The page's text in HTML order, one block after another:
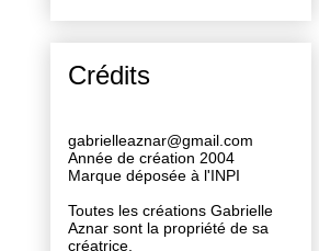
Crédits
gabrielleaznar@gmail.com
Année de création 2004
Marque déposée à l'INPI
Toutes les créations Gabrielle
Aznar sont la propriété de sa
créatrice.